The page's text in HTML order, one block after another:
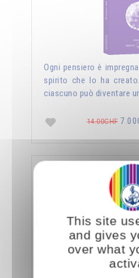
Ogni pensiero è
spirito che lo ha
ciascuno può diventare
14.00CHF
La sessualità
This site
and gives
over what